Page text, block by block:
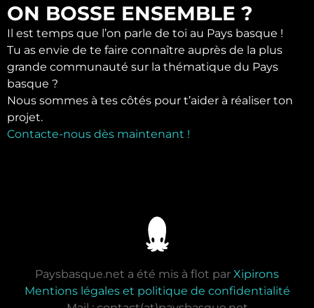
ON BOSSE ENSEMBLE ?
Il est temps que l’on parle de toi au Pays basque !
Tu as envie de te faire connaître auprès de la plus
grande communauté sur la thématique du Pays
basque ?
Nous sommes à tes côtés pour t’aider à réaliser ton
projet.
Contacte-nous dès maintenant !
Paysbasque.net a été mis à flot par Xipirons
Mentions légales et politique de confidentialité